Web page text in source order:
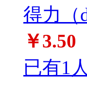
得力（
￥3.50
已有1